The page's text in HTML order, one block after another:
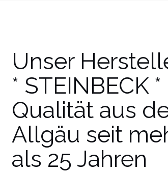
Unser
* STEINBECK *
Qualität aus
Allgäu seit
als 25 Jahren